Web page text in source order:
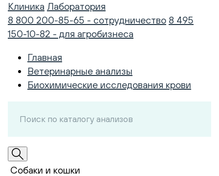
Клиника Лаборатория
8 800 200-85-65 - сотрудничество 8 495
150-10-82 - для агробизнеса
Главная
Ветеринарные анализы
Биохимические исследования крови
Собаки и кошки